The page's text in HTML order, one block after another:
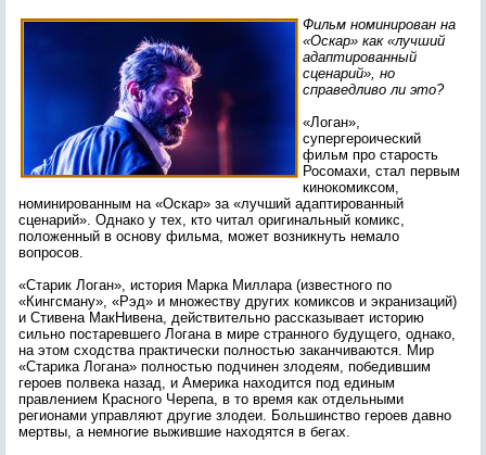
Фильм номинирован на
«Оскар» как «лучший
адаптированный
сценарий», но
справедливо ли это?
«Логан»,
супергероический
фильм про старость
Росомахи, стал первым
кинокомиксом,
номинированным на «Оскар» за «лучший адаптированный
сценарий». Однако у тех, кто читал оригинальный комикс,
положенный в основу фильма, может возникнуть немало
вопросов.
«Старик Логан», история Марка Миллара (известного по
«Кингсману», «Рэд» и множеству других комиксов и экранизаций)
и Стивена МакНивена, действительно рассказывает историю
сильно постаревшего Логана в мире странного будущего, однако,
на этом сходства практически полностью заканчиваются. Мир
«Старика Логана» полностью подчинен злодеям, победившим
героев полвека назад, и Америка находится под единым
правлением Красного Черепа, в то время как отдельными
регионами управляют другие злодеи. Большинство героев давно
мертвы, а немногие выжившие находятся в бегах.